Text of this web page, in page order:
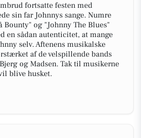
fortsatte festen med
sin far Johnnys sange. Numre
Bounty" og "Johnny The Blues"
en sådan autenticitet, at mange
selv. Aftenens musikalske
af de velspillende bands
og Madsen. Tak til musikerne
blive husket.